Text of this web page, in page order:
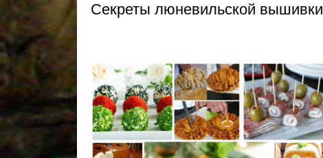
Секреты люневильской вышивки